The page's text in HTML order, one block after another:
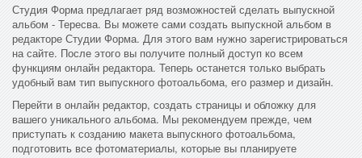
Студия Форма предлагает ряд возможностей сделать выпускной
альбом - Тересва. Вы можете сами создать выпускной альбом в
редакторе Студии Форма. Для этого вам нужно зарегистрироваться
на сайте. После этого вы получите полный доступ ко всем
функциям онлайн редактора. Теперь останется только выбрать
удобный вам тип выпускного фотоальбома, его размер и дизайн.
Перейти в онлайн редактор, создать страницы и обложку для
вашего уникального альбома. Мы рекомендуем прежде, чем
приступать к созданию макета выпускного фотоальбома,
подготовить все фотоматериалы, которые вы планируете